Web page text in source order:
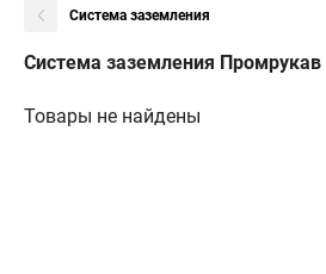
Система заземления
Система заземления Промрукав
Товары не найдены